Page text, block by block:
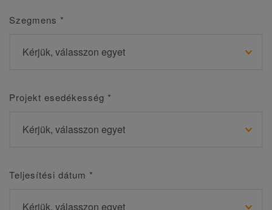
Szegmens *
Projekt esedékesség *
Teljesítési dátum *